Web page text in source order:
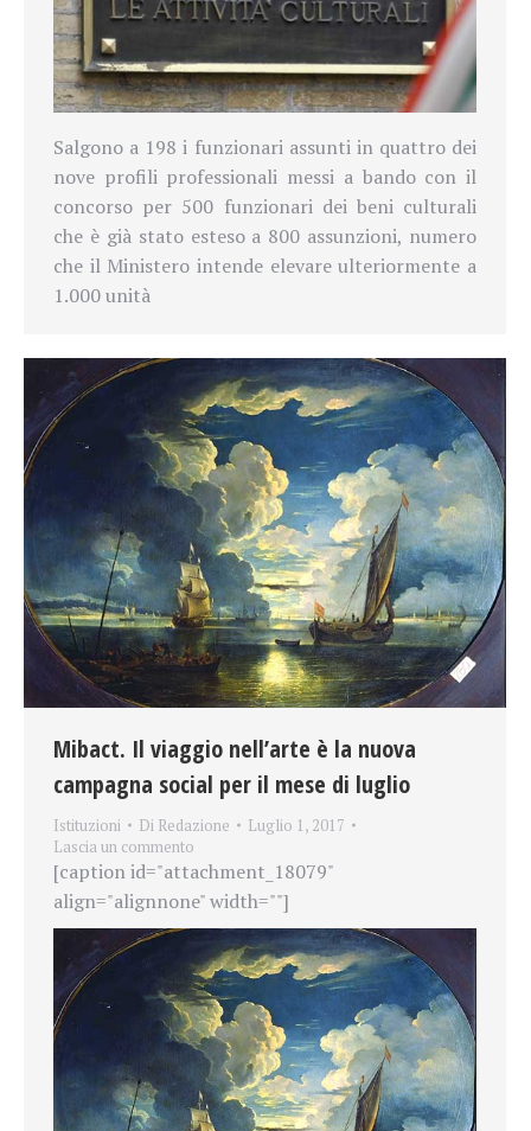
Salgono a 198 i funzionari assunti in quattro dei
nove profili professionali messi a bando con il
concorso per 500 funzionari dei beni culturali
che è già stato esteso a 800 assunzioni, numero
che il Ministero intende elevare ulteriormente a
1.000 unità
Mibact. Il viaggio nell’arte è la nuova
campagna social per il mese di luglio
Istituzioni Di Redazione
Luglio 1, 2017
Lascia un commento
[caption id="attachment_18079"
align="alignnone" width=""]